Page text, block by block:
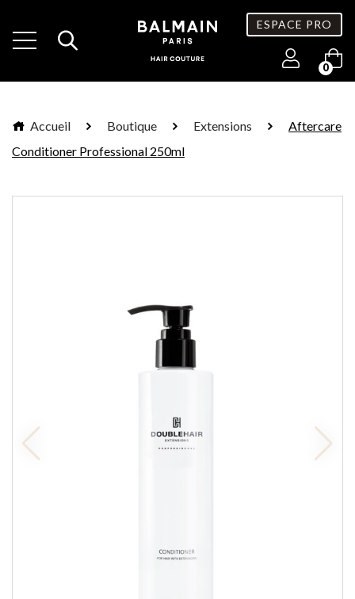
ESPACE PRO
0
Accueil Boutique Extensions
Aftercare
Conditioner Professional 250ml